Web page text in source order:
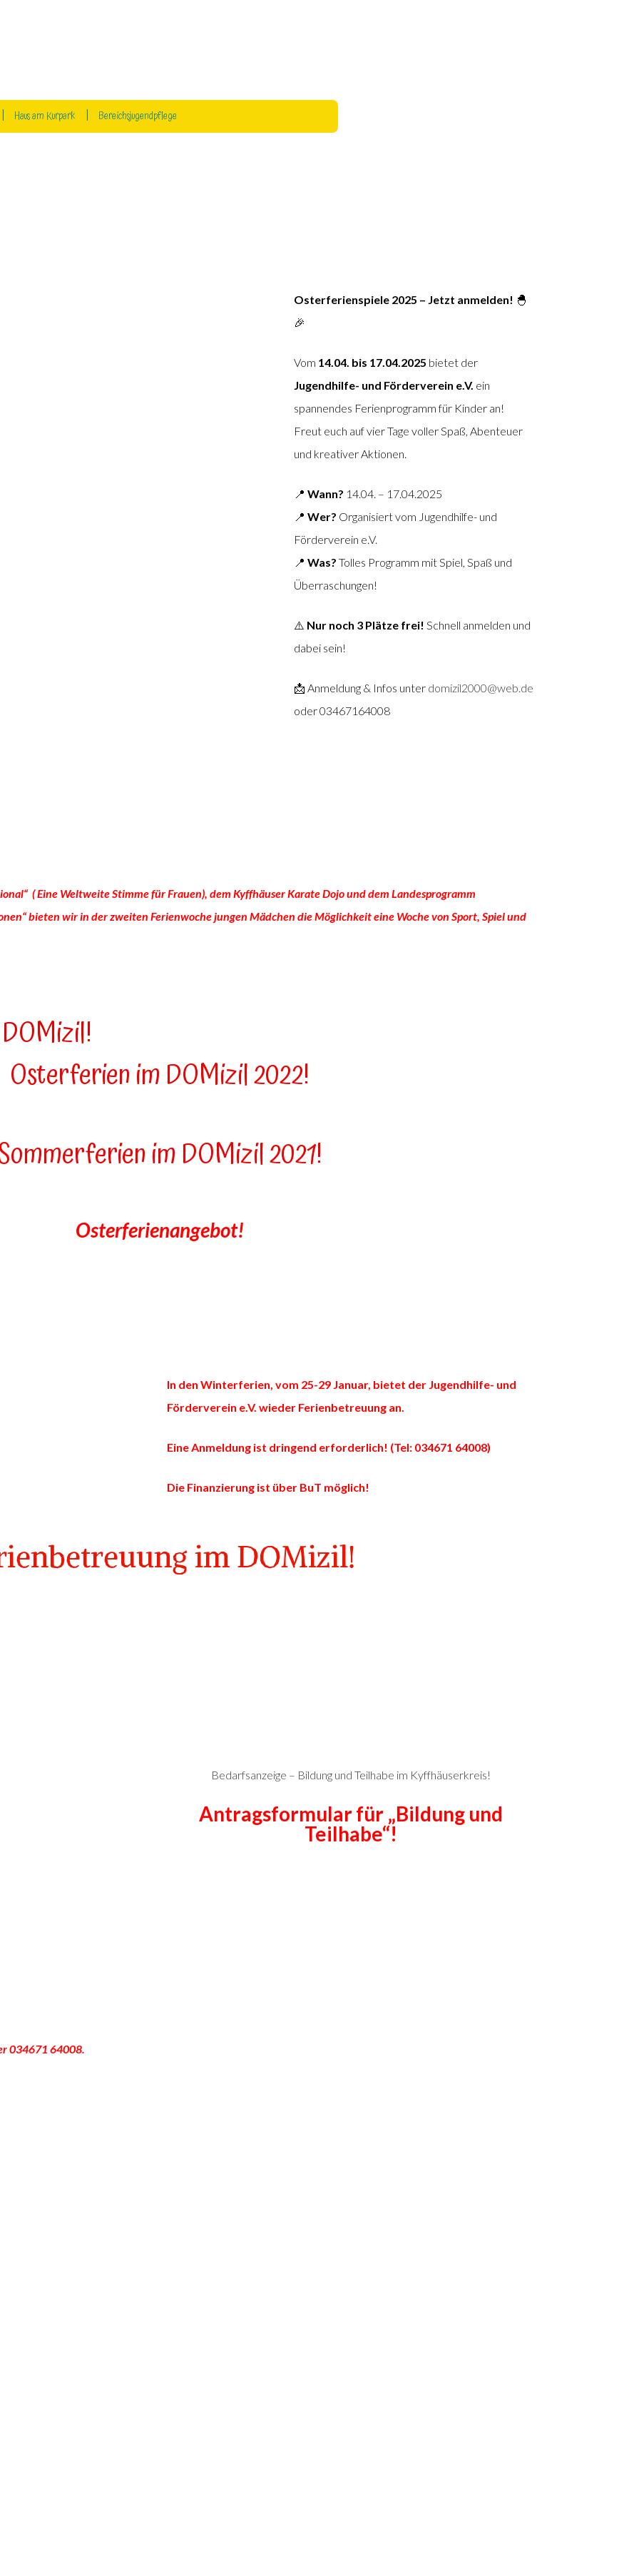
Haus am Kurpark Bereichsjugendpflege
Osterferienspiele 2025 – Jetzt anmelden! 🐣
🎉
Vom 14.04. bis 17.04.2025 bietet der
Jugendhilfe- und Förderverein e.V. ein
spannendes Ferienprogramm für Kinder an!
Freut euch auf vier Tage voller Spaß, Abenteuer
und kreativer Aktionen.
📍Wann? 14.04. – 17.04.2025
📍Wer? Organisiert vom Jugendhilfe- und
Förderverein e.V.
📍Was? Tolles Programm mit Spiel, Spaß und
Überraschungen!
⚠️ Nur noch 3 Plätze frei! Schnell anmelden und
dabei sein!
📩 Anmeldung & Infos unter domizil2000@web.de
oder 03467164008
( Eine Weltweite Stimme für Frauen), dem Kyffhäuser Karate Dojo und dem Landesprogramm
bieten wir in der zweiten Ferienwoche jungen Mädchen die Möglichkeit eine Woche von Sport, Spiel und
Osterferien im DOMizil 2022!
im DOMizil 2021!
Osterferienangebot!
In den Winterferien, vom 25-29 Januar, bietet der Jugendhilfe- und
Förderverein e.V. wieder Ferienbetreuung an.
Eine Anmeldung ist dringend erforderlich! (Tel: 034671 64008)
Die Finanzierung ist über BuT möglich!
im DOMizil!
Bedarfsanzeige – Bildung und Teilhabe im Kyffhäuserkreis!
Antragsformular für „Bildung und
Teilhabe“!
034671 64008.